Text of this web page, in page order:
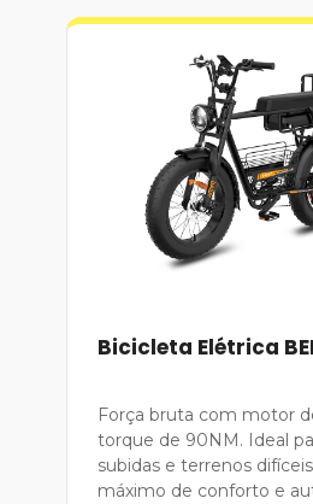
Bicicleta Elétrica
Força bruta com motor
torque de 90NM. Ideal
subidas e terrenos
máximo de conforto e